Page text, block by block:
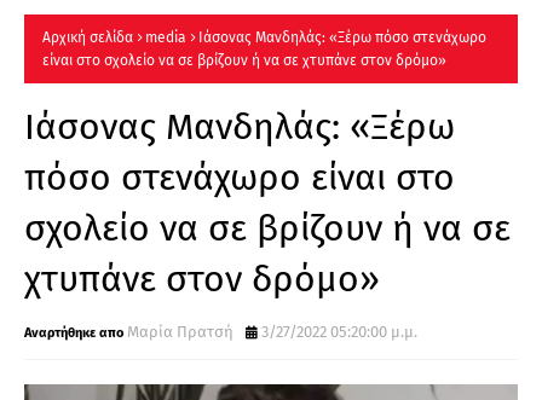
Αρχική σελίδα media
Ιάσονας Μανδηλάς: «Ξέρω πόσο στενάχωρο
είναι στο σχολείο να σε βρίζουν ή να σε χτυπάνε στον δρόμο»
Ιάσονας Μανδηλάς: «Ξέρω
πόσο στενάχωρο είναι στο
σχολείο να σε βρίζουν ή να σε
χτυπάνε στον δρόμο»
Μαρία Πρατσή 3/27/2022 05:20:00 μ.μ.